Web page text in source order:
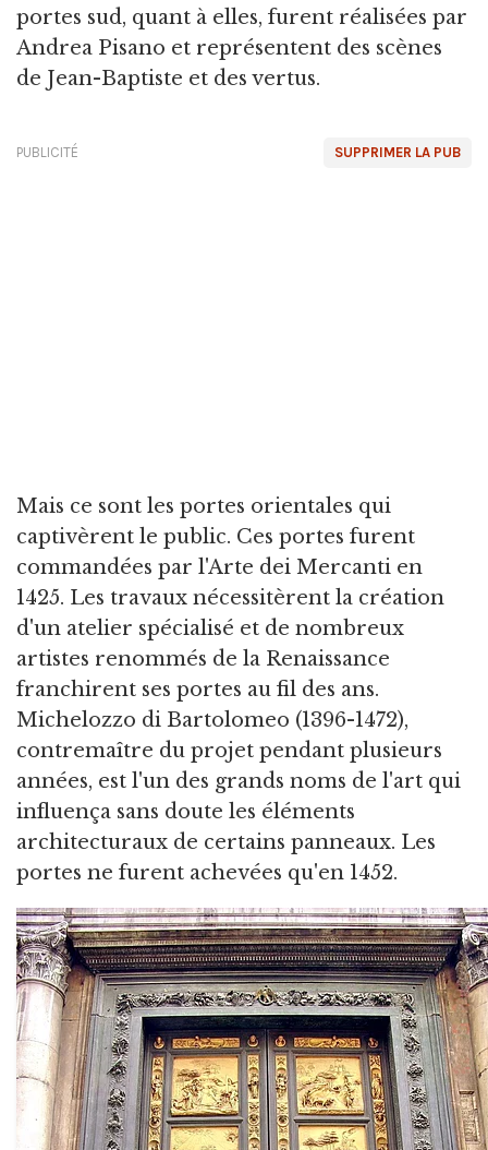
portes sud, quant à elles, furent réalisées par
Andrea Pisano et représentent des scènes
de Jean-Baptiste et des vertus.
SUPPRIMER LA PUB
PUBLICITÉ
Mais ce sont les portes orientales qui
captivèrent le public. Ces portes furent
commandées par l'Arte dei Mercanti en
1425. Les travaux nécessitèrent la création
d'un atelier spécialisé et de nombreux
artistes renommés de la Renaissance
franchirent ses portes au fil des ans.
Michelozzo di Bartolomeo (1396-1472),
contremaître du projet pendant plusieurs
années, est l'un des grands noms de l'art qui
influença sans doute les éléments
architecturaux de certains panneaux. Les
portes ne furent achevées qu'en 1452.